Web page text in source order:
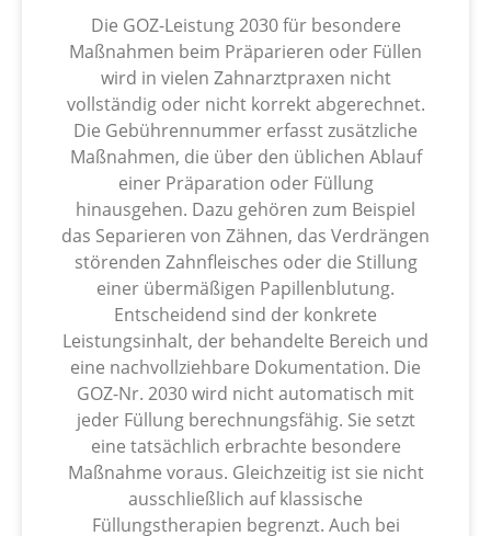
Die GOZ-Leistung 2030 für besondere
Maßnahmen beim Präparieren oder Füllen
wird in vielen Zahnarztpraxen nicht
vollständig oder nicht korrekt abgerechnet.
Die Gebührennummer erfasst zusätzliche
Maßnahmen, die über den üblichen Ablauf
einer Präparation oder Füllung
hinausgehen. Dazu gehören zum Beispiel
das Separieren von Zähnen, das Verdrängen
störenden Zahnfleisches oder die Stillung
einer übermäßigen Papillenblutung.
Entscheidend sind der konkrete
Leistungsinhalt, der behandelte Bereich und
eine nachvollziehbare Dokumentation. Die
GOZ-Nr. 2030 wird nicht automatisch mit
jeder Füllung berechnungsfähig. Sie setzt
eine tatsächlich erbrachte besondere
Maßnahme voraus. Gleichzeitig ist sie nicht
ausschließlich auf klassische
Füllungstherapien begrenzt. Auch bei